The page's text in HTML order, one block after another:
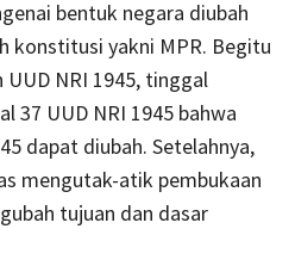
bentuk negara diubah
konstitusi yakni MPR. Begitu
NRI 1945, tinggal
37 UUD NRI 1945 bahwa
dapat diubah. Setelahnya,
mengutak-atik pembukaan
tujuan dan dasar